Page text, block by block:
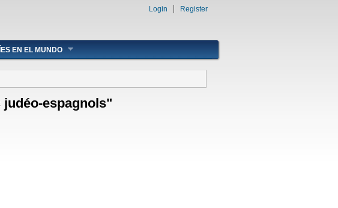
Login Register
EN EL MUNDO
espagnols"